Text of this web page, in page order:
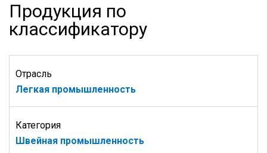
Продукция по
классификатору
Отрасль
Легкая промышленность
Категория
Швейная промышленность